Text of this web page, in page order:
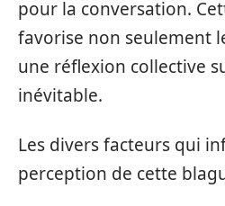
pour la conversation.
favorise non seulement
une réflexion collective
inévitable.
Les divers facteurs qui
perception de cette